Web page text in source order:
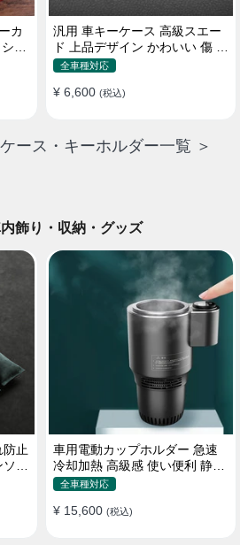
カ
ン
汎用 車キーケース 高級スエー
ド 上品デザイン かわいい 傷 汚
れ防止 高級 オシャレ キーホル
全車種対応
¥ 6,600 (税込)
ース・キーホルダー一覧 ＞
飾り・収納・グッズ
止
ー
車用電動カップホルダー 急速
冷却加熱 高級感 使い便利 静音
収納 飲み物
全車種対応
¥ 15,600 (税込)